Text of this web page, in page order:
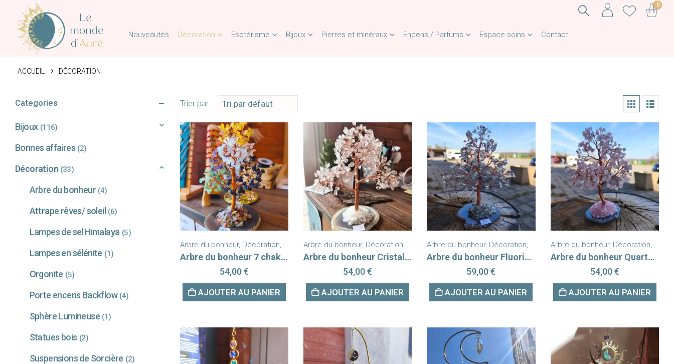
0
Nouveautés Décoration Esotérisme Bijoux Pierres et minéraux Encens / Parfums Espace soins Contact
ACCUEIL DÉCORATION
Trier par :
Arbre du bonheur, Décoration, Esotérisme ,Nouveautés ,Pierres et minéraux,Pierres Formes Libres
Arbre du bonheur 7 chakras base agate
54,00€
AJOUTER AU PANIER
Arbre du bonheur, Décoration, Esotérisme ,Nouveautés ,Pierres et minéraux,Pierres Formes Libres
Arbre du bonheur Cristal de roche base agate
54,00€
AJOUTER AU PANIER
Arbre du bonheur, Décoration, Nouveautés
Arbre du bonheur Fluorine base agate
59,00€
AJOUTER AU PANIER
Arbre du bonheur, Décoration,
Arbre du bonheur Quartz rose base agate
54,00€
AJOUTER AU PANIER
Categories
Bijoux (116)
Bonnes affaires (2)
Décoration (33)
Arbre du bonheur (4)
Attrape rêves/ soleil (6)
Lampes de sel Himalaya (5)
Lampes en sélénite (1)
Orgonite (5)
Porte encens Backflow (4)
Sphère Lumineuse (1)
Statues bois (2)
Suspensions de Sorcière (2)